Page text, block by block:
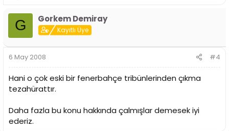
seninleyiz heryerdeyiz(GALATASARAYDAN)
OOOO LARALARALARALARALAAA KANARYA(BEŞİKTAŞTAN)
İNANIN ÇOCUKLAR(BEŞİKTAŞTAN)
FENER-BAHÇE FENER-BAHÇE OLEYY(İNTERDEN)
G Gorkem Demiray
Kayıtlı Üye
6 May 2008 #4
Hani o çok eski bir fenerbahçe tribünlerinden çıkma
tezahürattır.
Daha fazla bu konu hakkında çalmışlar demesek iyi
ederiz.